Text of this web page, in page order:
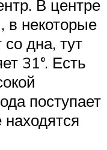
В центре
в некоторые
со дна, тут
31°. Есть
поступает
находятся